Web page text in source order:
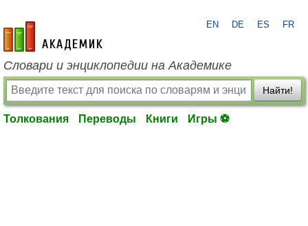
academic.ru
EN DE ES FR
Словари и энциклопедии на Академике
Найти!
Толкования Переводы Книги Игры ⚽